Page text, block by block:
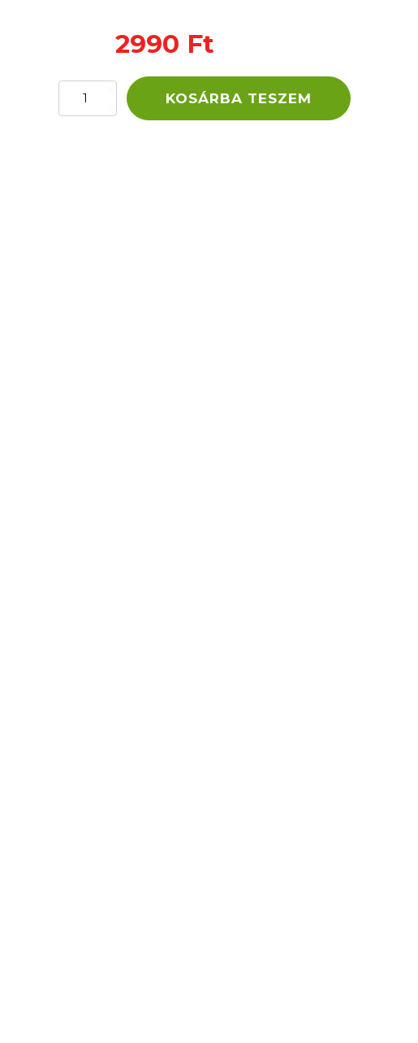
2990 Ft
KOSÁRBA TESZEM